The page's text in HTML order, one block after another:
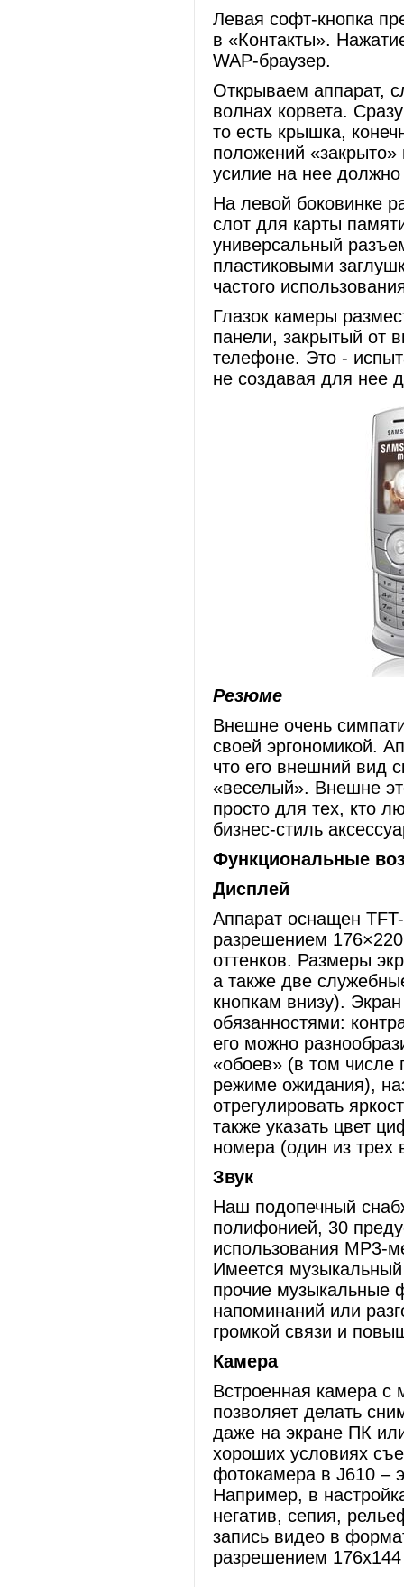
Левая софт-кнопка
в «Контакты».
WAP-браузер.
Открываем аппарат,
волнах корвета.
то есть крышка,
положений
усилие на нее
На левой боковинке
слот для карты
универсальный
пластиковыми
частого
Глазок камеры
панели, закрытый от
телефоне. Это -
не создавая для нее
Резюме
Внешне очень
своей эргономикой.
что его внешний вид
«веселый». Внешне
просто для тех, кто
бизнес-стиль
Функциональные
Дисплей
Аппарат оснащен
разрешением
оттенков. Размеры
а также две
кнопкам внизу).
обязанностями:
его можно
«обоев» (в том числе
режиме ожидания),
отрегулировать
также указать цвет
номера (один из трех
Звук
Наш подопечный
полифонией, 30
использования МР3-
Имеется
прочие музыкальные
напоминаний или
громкой связи и
Камера
Встроенная камера
позволяет делать
даже на экране ПК
хороших условиях
фотокамера в J610 –
Например, в
негатив, сепия,
запись видео в
разрешением 176х144